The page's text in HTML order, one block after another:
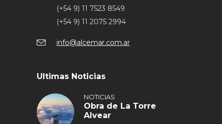
(+54 9) 11 7523 8549
(+54 9) 11 2075 2994
info@alcemar.com.ar
Ultimas Noticias
NOTICIAS
Obra de La Torre
Alvear